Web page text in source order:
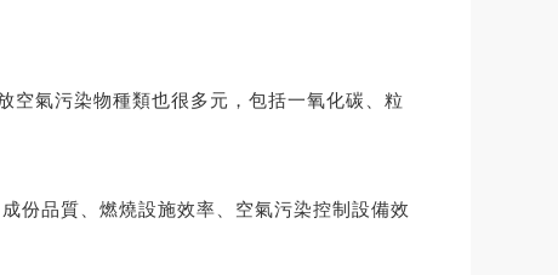
空氣污染物種類也很多元，包括一氧化碳、粒
份品質、燃燒設施效率、空氣污染控制設備效